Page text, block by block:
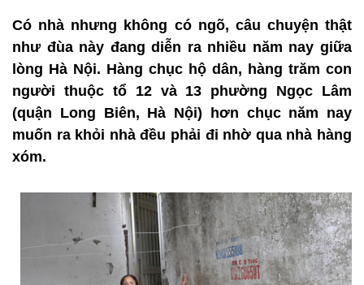
Có nhà nhưng không có ngõ, câu chuyện thật
như đùa này đang diễn ra nhiều năm nay giữa
lòng Hà Nội. Hàng chục hộ dân, hàng trăm con
người thuộc tổ 12 và 13 phường Ngọc Lâm
(quận Long Biên, Hà Nội) hơn chục năm nay
muốn ra khỏi nhà đều phải đi nhờ qua nhà hàng
xóm.